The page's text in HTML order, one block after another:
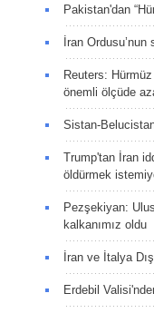
Pakistan'dan
İran
Reuters:
önemli ölçüde
Sistan-
Trump'tan İran
öldürmek
Pezşekiyan:
kalkanımız oldu
İran ve İtalya
Erdebil